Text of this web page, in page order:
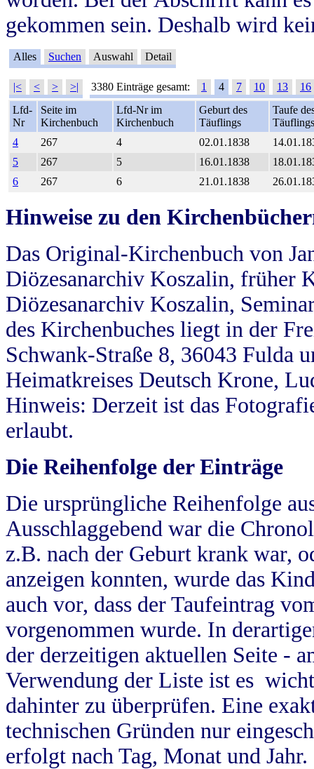
gekommen sein. Deshalb wird
Alles Suchen Auswahl Detail
|< < > >| 3380 Einträge gesamt: 1 4 7 10 13
16
Lfd-
Nr
Seite im
Kirchenbuch
Lfd-Nr im
Kirchenbuch
Geburt des
Täuflings
Taufe
Täuflings
4
267 4 02.01.1838
5
267 5 16.01.1838
6
267 6 21.01.1838
Hinweise zu den
Das Original-Kirchenbuch von
Diözesanarchiv Koszalin, früher
Diözesanarchiv Koszalin,
des Kirchenbuches liegt in der
Schwank-Straße 8, 36043 Fulda
Heimatkreises Deutsch Krone,
Hinweis: Derzeit ist das
erlaubt.
Die Reihenfolge der Einträge
Die ursprüngliche Reihenfolge
Ausschlaggebend war die
z.B. nach der Geburt krank war,
anzeigen konnten, wurde das
auch vor, dass der Taufeintrag
vorgenommen wurde. In
der derzeitigen aktuellen Seite -
Verwendung der Liste ist es
dahinter zu überprüfen. Eine
technischen Gründen nur
erfolgt nach Tag, Monat und Jahr.